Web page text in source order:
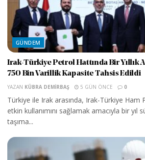
GÜNDEM
Irak-Türkiye Petrol Hattında Bir Yıllık
750 Bin Varillik Kapasite Tahsis Edildi
YAZAN KÜBRA DEMIRBAŞ 5 GÜN ÖNCE 0
Türkiye ile Irak arasında, Irak-Türkiye Ham
etkin kullanımını sağlamak amacıyla bir yıl
taşıma...